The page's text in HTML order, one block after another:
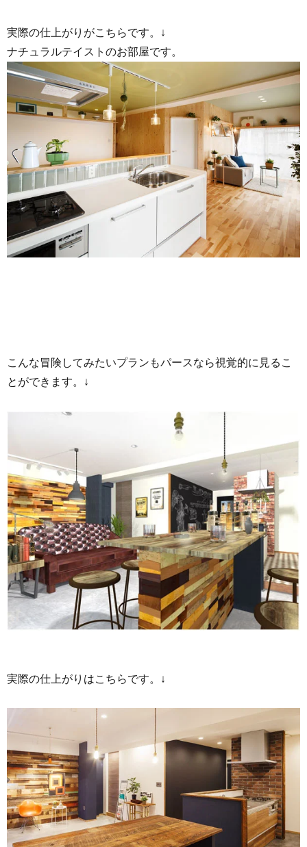
実際の仕上がりがこちらです。↓
ナチュラルテイストのお部屋です。
こんな冒険してみたいプランもパースなら視覚的に見るこ
とができます。↓
実際の仕上がりはこちらです。↓